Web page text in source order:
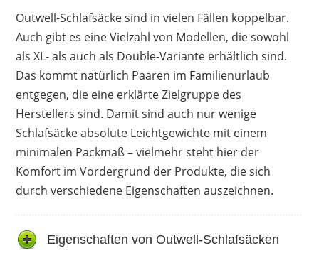
komfortabel dimensioniert und eignet sich auch
für groß gewachsene NutzerInnen. Die Qualität
des Materials und der Verarbeitung erscheinen
als gut, zumal der Schlafsack nicht raschelt, was
viele als störend empfinden würden. Einen
kleinen Abzug gibt es, da die Größenangabe
nicht immer korrekt zu sein scheint, was die
Freude an diesem Produkt jedoch kaum zu
schmälern vermag.
Vorteile
Deckenform ist praktisch
leicht und klein verpackt
Outwell-Schlafsäcke sind in vielen Fällen koppelbar.
Auch gibt es eine Vielzahl von Modellen, die sowohl
als XL- als auch als Double-Variante erhältlich sind.
Das kommt natürlich Paaren im Familienurlaub
entgegen, die eine erklärte Zielgruppe des
Herstellers sind. Damit sind auch nur wenige
Schlafsäcke absolute Leichtgewichte mit einem
minimalen Packmaß – vielmehr steht hier der
Komfort im Vordergrund der Produkte, die sich
durch verschiedene Eigenschaften auszeichnen.
Eigenschaften von Outwell-Schlafsäcken